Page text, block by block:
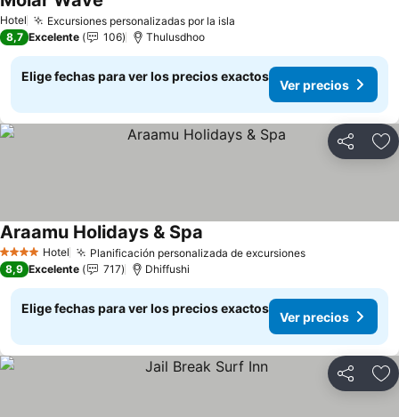
Hotel Excursiones personalizadas por la isla
8,7 Excelente 106 Thulusdhoo
Elige fechas para ver los precios exactos
Ver precios
Compartir
4 EstrellasHotel Planificación personalizada de excursiones
Araamu Holidays & Spa
8,9 Excelente 717 Dhiffushi
Elige fechas para ver los precios exactos
Ver precios
Compartir